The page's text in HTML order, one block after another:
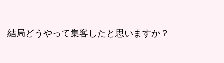
結局どうやって集客したと思いますか？